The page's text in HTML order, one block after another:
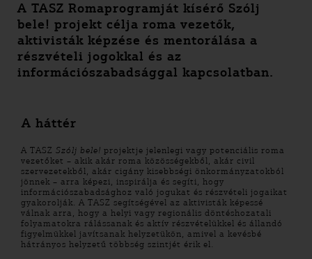
A TASZ Romaprogramját kísérő Szólj
bele! projekt célja roma vezetők,
aktivisták képzése és mentorálása a
részvételi jogokkal és az
információszabadsággal kapcsolatban.
A háttér
A TASZ Szólj bele! projektje jelenlegi vagy potenciális roma
vezetőket – akik akár roma közösségekből, akár civil
szervezetekből, akár cigány kisebbségi önkormányzatokból
jönnek – arra képezi, inspirálja és segíti, hogy
információszabadsághoz való jogukat és részvételi jogaikat
gyakorolják. A TASZ segítségével az aktivisták képessé
válnak arra, hogy a helyi vagy regionális döntéshozatali
folyamatokra rálássanak és aktív részvételükkel és állandó
figyelmükkel javítsanak helyzetükön, amivel a kevésbé
hátrányos helyzetű többség szintjét érik el.